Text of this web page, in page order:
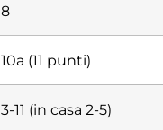
8
10a (11 punti)
3-11 (in casa 2-5)